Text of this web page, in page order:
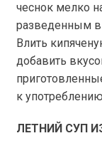
чеснок мелко
разведенным в
Влить
добавить
к
ЛЕТНИЙ СУП